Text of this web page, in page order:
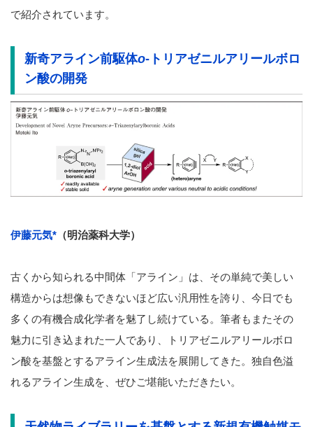
で紹介されています。
新奇アライン前駆体o-トリアゼニルアリールボロ
ン酸の開発
伊藤元気* （明治薬科大学）
古くから知られる中間体「アライン」は、その単純で美しい
構造からは想像もできないほど広い汎用性を誇り、今日でも
多くの有機合成化学者を魅了し続けている。筆者もまたその
魅力に引き込まれた一人であり、トリアゼニルアリールボロ
ン酸を基盤とするアライン生成法を展開してきた。独自色溢
れるアライン生成を、ぜひご堪能いただきたい。